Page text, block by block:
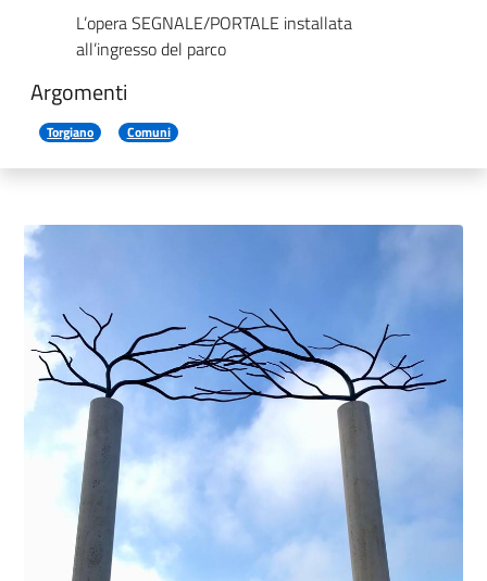
L’opera SEGNALE/PORTALE installata
all’ingresso del parco
Argomenti
Torgiano Comuni